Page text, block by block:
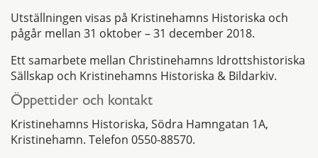
Utställningen visas på Kristinehamns Historiska och
pågår mellan 31 oktober – 31 december 2018.
Ett samarbete mellan Christinehamns Idrottshistoriska
Sällskap och Kristinehamns Historiska & Bildarkiv.
Öppettider och kontakt
Kristinehamns Historiska, Södra Hamngatan 1A,
Kristinehamn. Telefon 0550-88570.